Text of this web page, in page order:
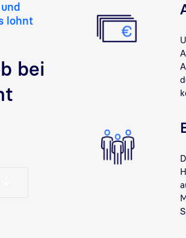
lohnt
bei